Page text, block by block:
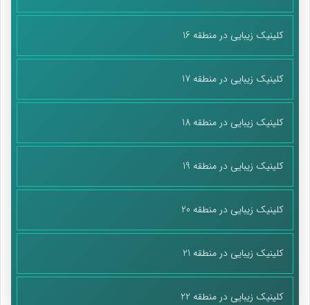
کلینیک زیبایی در منطقه 16
کلینیک زیبایی در منطقه 17
کلینیک زیبایی در منطقه 18
کلینیک زیبایی در منطقه 19
کلینیک زیبایی در منطقه 20
کلینیک زیبایی در منطقه 21
کلینیک زیبایی در منطقه 22